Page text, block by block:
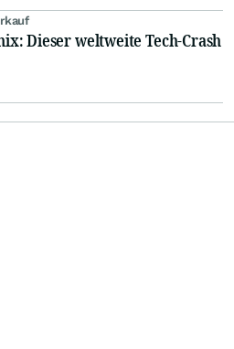
Dieser weltweite Tech-Crash